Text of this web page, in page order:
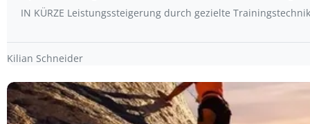
IN KÜRZE Leistungssteigerung durch gezielte
Kilian Schneider